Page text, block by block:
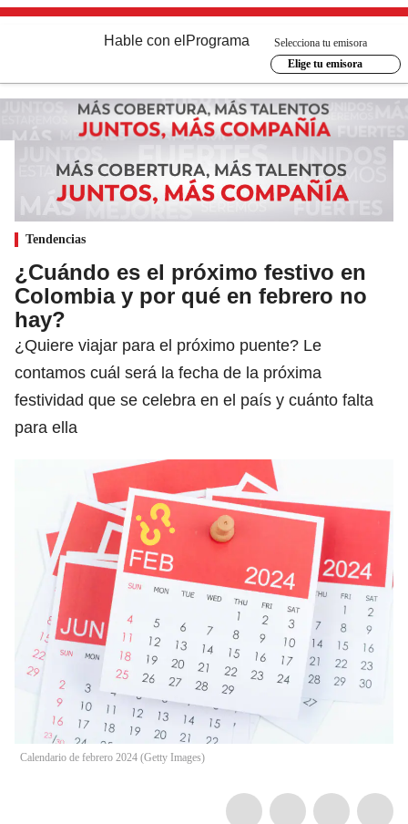
Hable con el Programa
Selecciona tu emisora
Elige tu emisora
Tendencias
¿Cuándo es el próximo festivo en
Colombia y por qué en febrero no
hay?
¿Quiere viajar para el próximo puente? Le
contamos cuál será la fecha de la próxima
festividad que se celebra en el país y cuánto falta
para ella
Calendario de febrero 2024 (Getty Images)